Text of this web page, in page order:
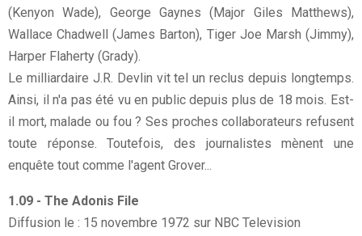
(Kenyon Wade), George Gaynes (Major Giles Matthews),
Wallace Chadwell (James Barton), Tiger Joe Marsh (Jimmy),
Harper Flaherty (Grady).
Le milliardaire J.R. Devlin vit tel un reclus depuis longtemps.
Ainsi, il n'a pas été vu en public depuis plus de 18 mois. Est-
il mort, malade ou fou ? Ses proches collaborateurs refusent
toute réponse. Toutefois, des journalistes mènent une
enquête tout comme l'agent Grover...
1.09 - The Adonis File
Diffusion le : 15 novembre 1972 sur NBC Television